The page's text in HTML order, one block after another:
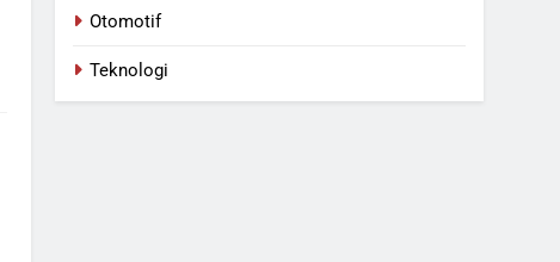
Otomotif
Teknologi